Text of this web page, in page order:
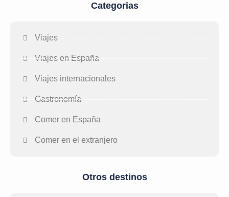
Categorias
Viajes
Viajes en España
Viajes internacionales
Gastronomía
Comer en España
Comer en el extranjero
Otros destinos